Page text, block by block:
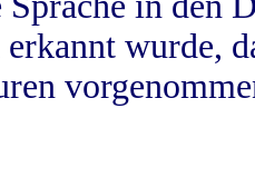
erkannt wurde,